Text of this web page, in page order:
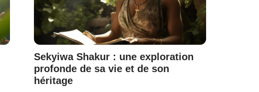
Sekyiwa Shakur : une exploration
profonde de sa vie et de son
héritage